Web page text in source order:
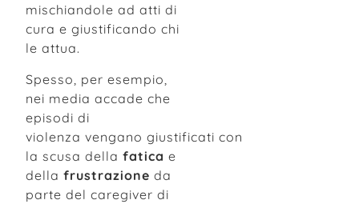
mischiandole ad atti di
cura e giustificando chi
le attua.
Spesso, per esempio,
nei media accade che
episodi di
violenza vengano giustificati con
la scusa della fatica e
della frustrazione da
parte del caregiver di